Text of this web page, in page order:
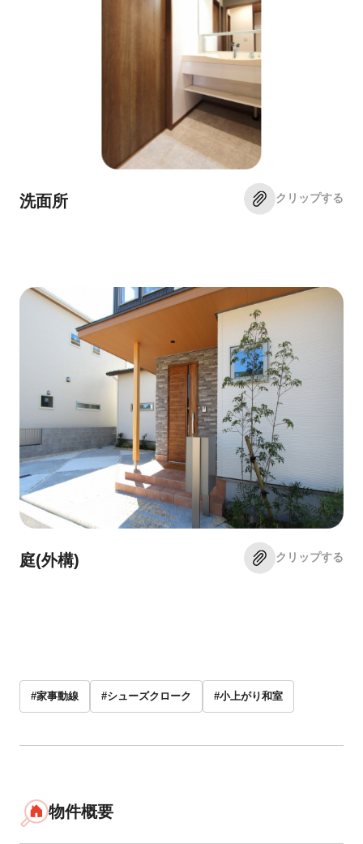
洗面所 クリップする
庭(外構) クリップする
#家事動線 #シューズクローク #小上がり和室
物件概要